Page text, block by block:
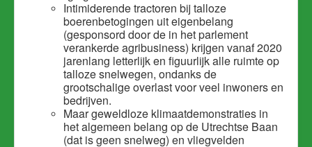
Intimiderende tractoren bij talloze
boerenbetogingen uit eigenbelang
(gesponsord door de in het parlement
verankerde agribusiness) krijgen vanaf 2020
jarenlang letterlijk en figuurlijk alle ruimte op
talloze snelwegen, ondanks de
grootschalige overlast voor veel inwoners en
bedrijven.
Maar geweldloze klimaatdemonstraties in
het algemeen belang op de Utrechtse Baan
(dat is geen snelweg) en vliegvelden